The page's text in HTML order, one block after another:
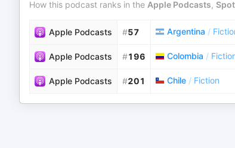
How this podcast ranks in the Apple Podcasts,
Apple Podcasts #57 Argentina /
Apple Podcasts #196 Colombia /
Apple Podcasts #201 Chile / Fiction